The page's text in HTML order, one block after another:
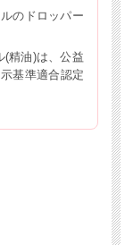
のドロッパー
(精油)は、公益
基準適合認定